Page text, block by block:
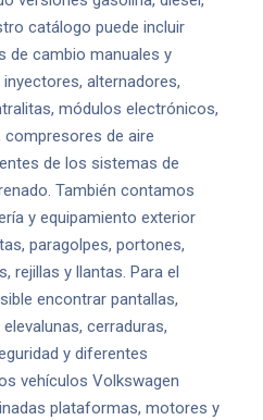
catálogo puede incluir
de cambio manuales y
alternadores,
módulos electrónicos,
de aire
de los sistemas de
También contamos
y equipamiento exterior
paragolpes, portones,
rejillas y llantas. Para el
encontrar pantallas,
cerraduras,
y diferentes
vehículos Volkswagen
plataformas, motores y